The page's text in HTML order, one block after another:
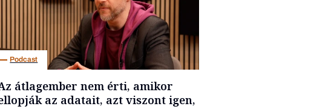
Podcast
átlagember nem érti, amikor
az adatait, azt viszont igen,